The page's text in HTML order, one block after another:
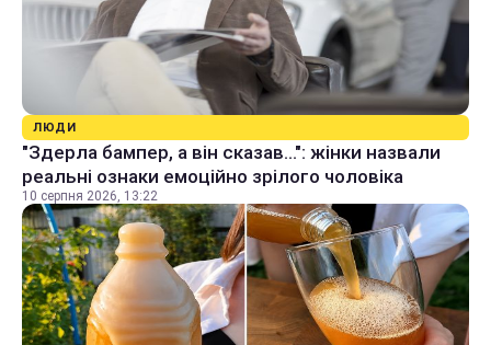
ЛЮДИ
"Здерла бампер, а він сказав...": жінки назвали
реальні ознаки емоційно зрілого чоловіка
10 серпня 2026, 13:22